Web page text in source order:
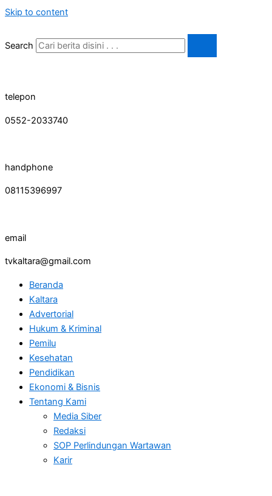
Skip to content
Search
telepon
0552-2033740
handphone
08115396997
email
tvkaltara@gmail.com
Beranda
Kaltara
Advertorial
Hukum & Kriminal
Pemilu
Kesehatan
Pendidikan
Ekonomi & Bisnis
Tentang Kami
Media Siber
Redaksi
SOP Perlindungan Wartawan
Karir